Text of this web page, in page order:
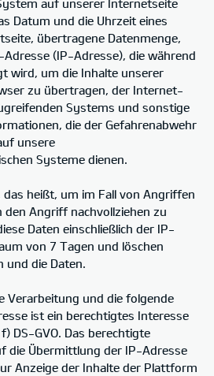
auf unserer Internetseite
Datum und die Uhrzeit eines
übertragene Datenmenge,
(IP-Adresse), die während
wird, um die Inhalte unserer
zu übertragen, der Internet-
Systems und sonstige
die der Gefahrenabwehr
unsere
Systeme dienen.
das heißt, um im Fall von Angriffen
Angriff nachvollziehen zu
Daten einschließlich der IP-
von 7 Tagen und löschen
und die Daten.
Verarbeitung und die folgende
ist ein berechtigtes Interesse
DS-GVO. Das berechtigte
die Übermittlung der IP-Adresse
Anzeige der Inhalte der Plattform